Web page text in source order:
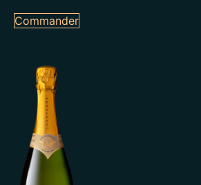
Commander